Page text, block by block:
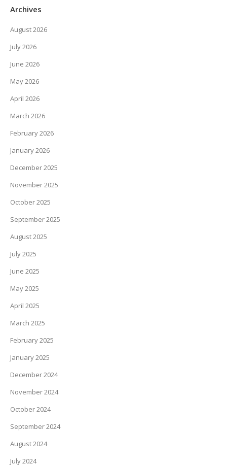
Archives
August 2026
July 2026
June 2026
May 2026
April 2026
March 2026
February 2026
January 2026
December 2025
November 2025
October 2025
September 2025
August 2025
July 2025
June 2025
May 2025
April 2025
March 2025
February 2025
January 2025
December 2024
November 2024
October 2024
September 2024
August 2024
July 2024